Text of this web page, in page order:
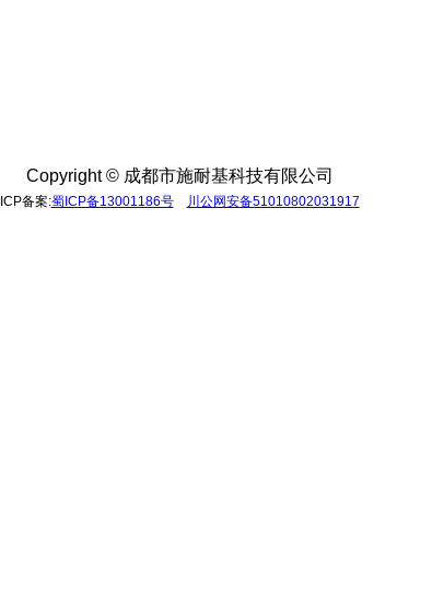
Copyright ©成都市施耐基科技有限公司
ICP备案:蜀ICP备13001186号 川公网安备51010802031917